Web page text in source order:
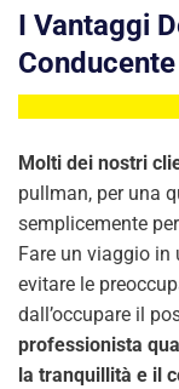
I Vantaggi
Molti dei nostri
pullman, per una
semplicemente
Fare un viaggio in
evitare le
dall’occupare il
professionista
la tranquillità e il